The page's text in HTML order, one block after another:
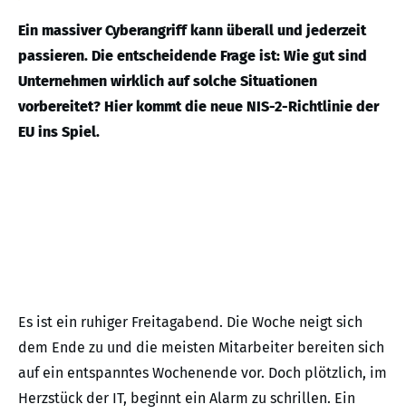
Ein massiver Cyberangriff kann überall und jederzeit
passieren. Die entscheidende Frage ist: Wie gut sind
Unternehmen wirklich auf solche Situationen
vorbereitet? Hier kommt die neue NIS-2-Richtlinie der
EU ins Spiel.
Es ist ein ruhiger Freitagabend. Die Woche neigt sich
dem Ende zu und die meisten Mitarbeiter bereiten sich
auf ein entspanntes Wochenende vor. Doch plötzlich, im
Herzstück der IT, beginnt ein Alarm zu schrillen. Ein